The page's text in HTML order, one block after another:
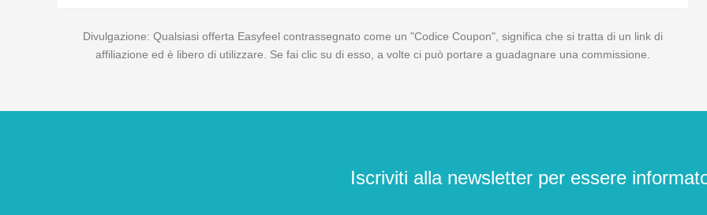
Divulgazione: Qualsiasi offerta Easyfeel contrassegnato come un "Codice Coupon", significa che si tratta di un link di
affiliazione ed è libero di utilizzare. Se fai clic su di esso, a volte ci può portare a guadagnare una commissione.
Iscriviti alla newsletter per essere